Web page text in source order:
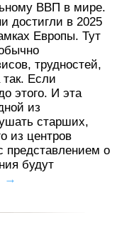
ВВП в мире.
достигли в 2025
Европы. Тут
трудностей,
Если
этого. И эта
из
старших,
из центров
о
будут
→